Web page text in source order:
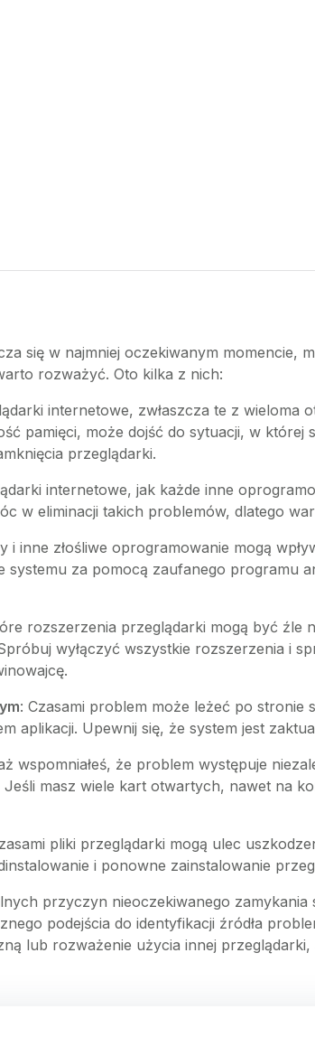
się w najmniej oczekiwanym momencie,
rozważyć. Oto kilka z nich:
internetowe, zwłaszcza te z wieloma
pamięci, może dojść do sytuacji, w
przeglądarki.
internetowe, jak każde inne
w eliminacji takich problemów, dlatego
i inne złośliwe oprogramowanie mogą
systemu za pomocą zaufanego
rozszerzenia przeglądarki mogą być źle
wyłączyć wszystkie rozszerzenia i
: Czasami problem może leżeć po
aplikacji. Upewnij się, że system jest
wspomniałeś, że problem występuje
masz wiele kart otwartych, nawet na
pliki przeglądarki mogą ulec
i ponowne zainstalowanie
przyczyn nieoczekiwanego
podejścia do identyfikacji źródła
lub rozważenie użycia innej